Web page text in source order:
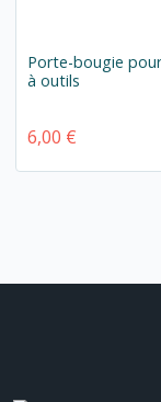
Porte-bougie
à outils
6,00 €